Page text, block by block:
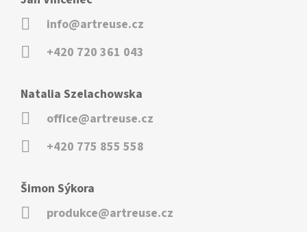
info@artreuse.cz
+420 720 361 043
Natalia Szelachowska
office@artreuse.cz
+420 775 855 558
Šimon Sýkora
produkce@artreuse.cz